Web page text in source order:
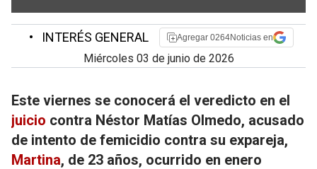
• INTERÉS GENERAL Agregar 0264Noticias en
miércoles 03 de junio de 2026
Este viernes se conocerá el veredicto en el
juicio contra Néstor Matías Olmedo, acusado
de intento de femicidio contra su expareja,
Martina, de 23 años, ocurrido en enero